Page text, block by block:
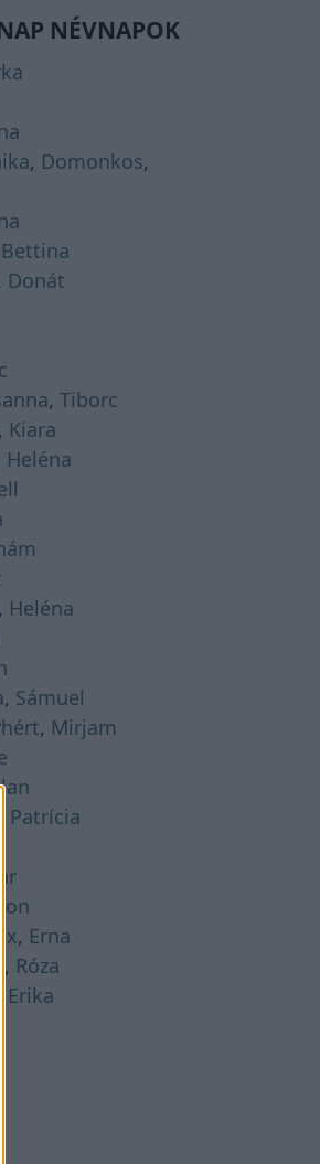
NÉVNAPOK
, Domonkos,
Bettina
Donát
, Tiborc
, Kiara
Heléna
, Heléna
, Sámuel
, Mirjam
Patrícia
, Erna
, Róza
Erika